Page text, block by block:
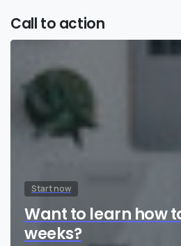
Call to action
Start now
Want to learn how
weeks?